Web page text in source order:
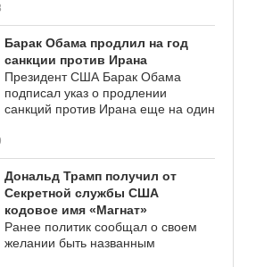
Барак Обама продлил на год
санкции против Ирана
Президент США Барак Обама
подписал указ о продлении
санкций против Ирана еще на один
Дональд Трамп получил от
Секретной службы США
кодовое имя «Магнат»
Ранее политик сообщал о своем
желании быть названным